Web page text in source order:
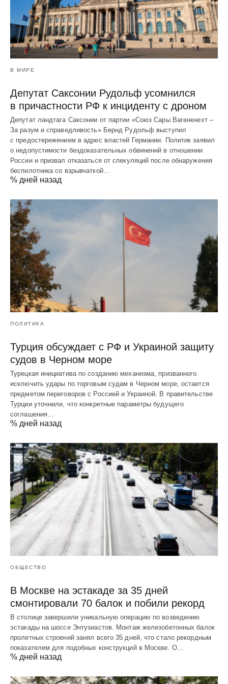
В МИРЕ
Депутат Саксонии Рудольф усомнился
в причастности РФ к инциденту с дроном
Депутат ландтага Саксонии от партии «Союз Сары Вагенкнехт –
За разум и справедливость» Бернд Рудольф выступил
с предостережением в адрес властей Германии. Политик заявил
о недопустимости бездоказательных обвинений в отношении
России и призвал отказаться от спекуляций после обнаружения
беспилотника со взрывчаткой…
% дней назад
ПОЛИТИКА
Турция обсуждает с РФ и Украиной защиту
судов в Черном море
Турецкая инициатива по созданию механизма, призванного
исключить удары по торговым судам в Черном море, остается
предметом переговоров с Россией и Украиной. В правительстве
Турции уточнили, что конкретные параметры будущего
соглашения…
% дней назад
ОБЩЕСТВО
В Москве на эстакаде за 35 дней
смонтировали 70 балок и побили рекорд
В столице завершили уникальную операцию по возведению
эстакады на шоссе Энтузиастов. Монтаж железобетонных балок
пролетных строений занял всего 35 дней, что стало рекордным
показателем для подобных конструкций в Москве. О…
% дней назад